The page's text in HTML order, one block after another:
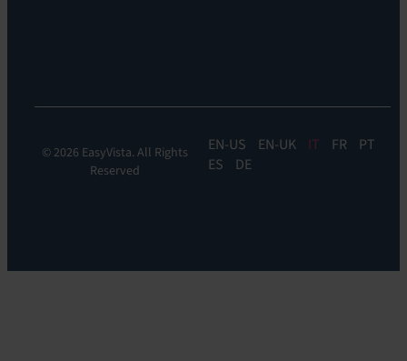
© 2026 EasyVista. All Rights
Reserved
EN EN-UK IT FR
PT
ES
DE